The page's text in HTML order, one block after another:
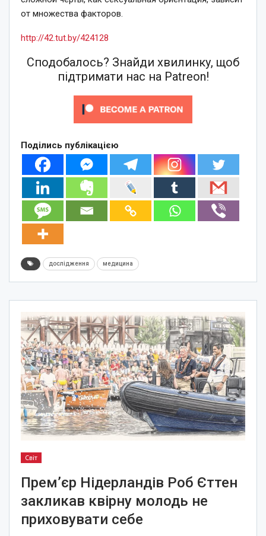
от множества факторов.
http://42.tut.by/424128
Сподобалось? Знайди хвилинку, щоб
підтримати нас на Patreon!
Поділись публікацією
дослідження медицина
Світ
Прем’єр Нідерландів Роб Єттен
закликав квірну молодь не
приховувати себе